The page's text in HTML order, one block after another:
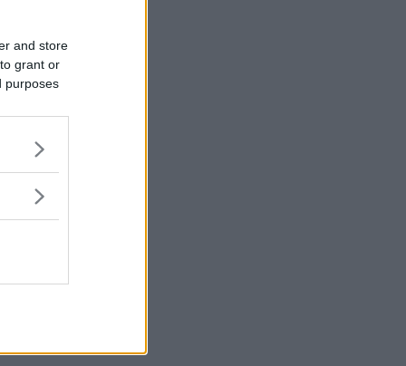
and store
grant or
purposes